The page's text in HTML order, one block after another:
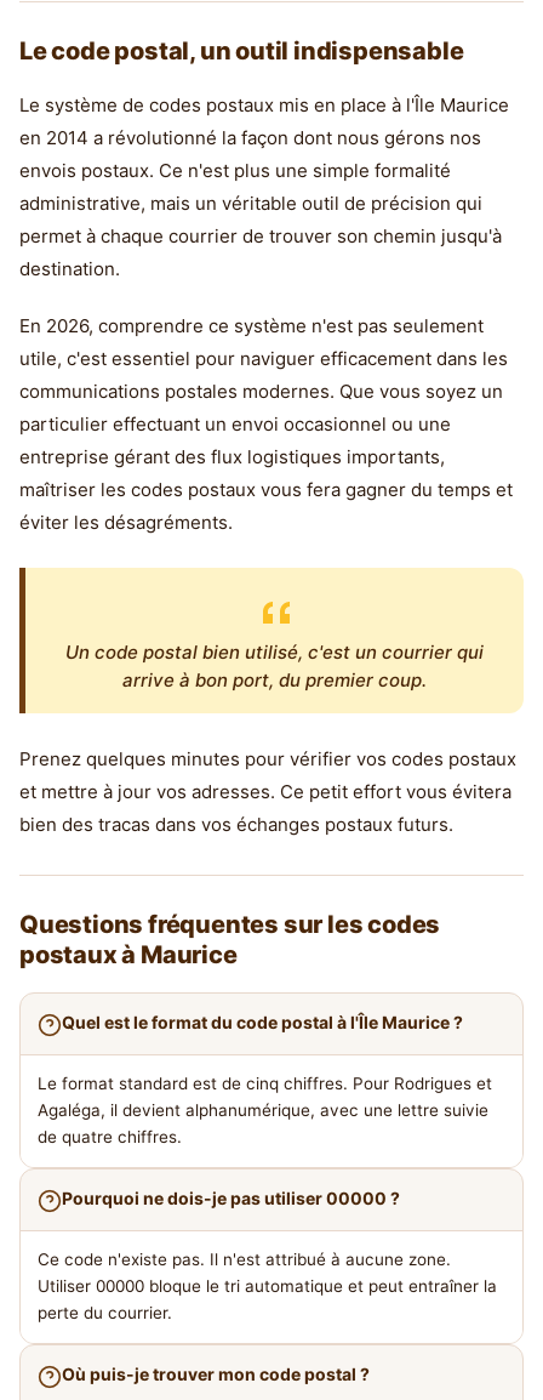
Le code postal, un outil indispensable
Le système de codes postaux mis en place à l'Île Maurice
en 2014 a révolutionné la façon dont nous gérons nos
envois postaux. Ce n'est plus une simple formalité
administrative, mais un véritable outil de précision qui
permet à chaque courrier de trouver son chemin jusqu'à
destination.
En 2026, comprendre ce système n'est pas seulement
utile, c'est essentiel pour naviguer efficacement dans les
communications postales modernes. Que vous soyez un
particulier effectuant un envoi occasionnel ou une
entreprise gérant des flux logistiques importants,
maîtriser les codes postaux vous fera gagner du temps et
éviter les désagréments.
Un code postal bien utilisé, c'est un courrier qui
arrive à bon port, du premier coup.
Prenez quelques minutes pour vérifier vos codes postaux
et mettre à jour vos adresses. Ce petit effort vous évitera
bien des tracas dans vos échanges postaux futurs.
Questions fréquentes sur les codes
postaux à Maurice
Quel est le format du code postal à l'Île Maurice ?
Le format standard est de cinq chiffres. Pour Rodrigues et
Agaléga, il devient alphanumérique, avec une lettre suivie
de quatre chiffres.
Pourquoi ne dois-je pas utiliser 00000 ?
Ce code n'existe pas. Il n'est attribué à aucune zone.
Utiliser 00000 bloque le tri automatique et peut entraîner la
perte du courrier.
Où puis-je trouver mon code postal ?